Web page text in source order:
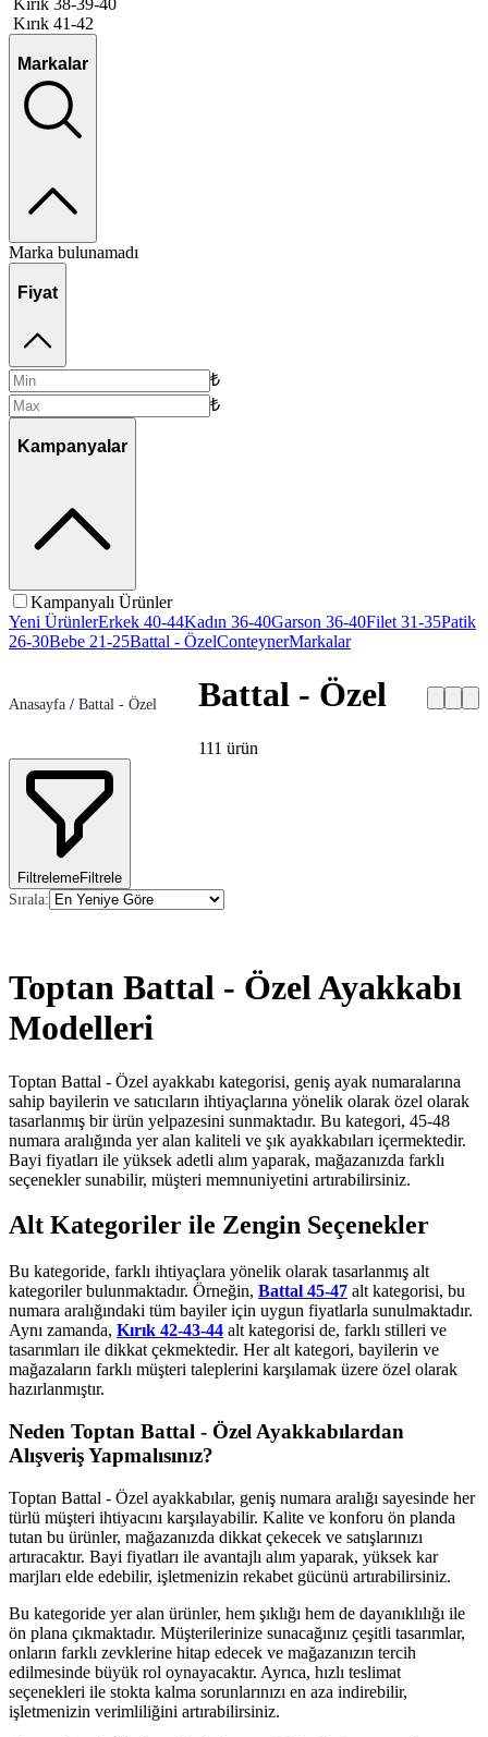
Kırık 38-39-40
Kırık 41-42
Markalar
Marka bulunamadı
Fiyat
₺
₺
Kampanyalar
Kampanyalı Ürünler
Yeni ÜrünlerErkek 40-44Kadın 36-40Garson 36-40Filet 31-35Patik
26-30Bebe 21-25Battal - ÖzelConteynerMarkalar
Anasayfa / Battal - Özel Battal - Özel
111 ürün
FiltrelemeFiltrele
Sırala:
Toptan Battal - Özel Ayakkabı
Modelleri
Toptan Battal - Özel ayakkabı kategorisi, geniş ayak numaralarına
sahip bayilerin ve satıcıların ihtiyaçlarına yönelik olarak özel olarak
tasarlanmış bir ürün yelpazesini sunmaktadır. Bu kategori, 45-48
numara aralığında yer alan kaliteli ve şık ayakkabıları içermektedir.
Bayi fiyatları ile yüksek adetli alım yaparak, mağazanızda farklı
seçenekler sunabilir, müşteri memnuniyetini artırabilirsiniz.
Alt Kategoriler ile Zengin Seçenekler
Bu kategoride, farklı ihtiyaçlara yönelik olarak tasarlanmış alt
kategoriler bulunmaktadır. Örneğin, Battal 45-47 alt kategorisi, bu
numara aralığındaki tüm bayiler için uygun fiyatlarla sunulmaktadır.
Aynı zamanda, Kırık 42-43-44 alt kategorisi de, farklı stilleri ve
tasarımları ile dikkat çekmektedir. Her alt kategori, bayilerin ve
mağazaların farklı müşteri taleplerini karşılamak üzere özel olarak
hazırlanmıştır.
Neden Toptan Battal - Özel Ayakkabılardan
Alışveriş Yapmalısınız?
Toptan Battal - Özel ayakkabılar, geniş numara aralığı sayesinde her
türlü müşteri ihtiyacını karşılayabilir. Kalite ve konforu ön planda
tutan bu ürünler, mağazanızda dikkat çekecek ve satışlarınızı
artıracaktır. Bayi fiyatları ile avantajlı alım yaparak, yüksek kar
marjları elde edebilir, işletmenizin rekabet gücünü artırabilirsiniz.
Bu kategoride yer alan ürünler, hem şıklığı hem de dayanıklılığı ile
ön plana çıkmaktadır. Müşterilerinize sunacağınız çeşitli tasarımlar,
onların farklı zevklerine hitap edecek ve mağazanızın tercih
edilmesinde büyük rol oynayacaktır. Ayrıca, hızlı teslimat
seçenekleri ile stokta kalma sorunlarınızı en aza indirebilir,
işletmenizin verimliliğini artırabilirsiniz.